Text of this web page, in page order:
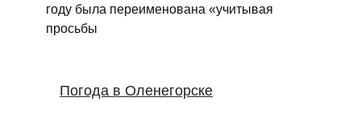
году была переименована «учитывая
просьбы
Погода в Оленегорске